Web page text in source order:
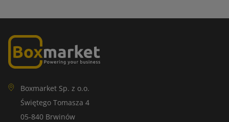
Boxmarket Sp. z o.o.
Świętego Tomasza 4
05-840 Brwinów